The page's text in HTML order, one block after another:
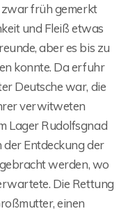
zwar früh gemerkt
und Fleiß etwas
aber es bis zu
konnte. Da erfuhr
Deutsche war, die
verwitweten
Lager Rudolfsgnad
der Entdeckung der
werden, wo
Die Rettung
einen